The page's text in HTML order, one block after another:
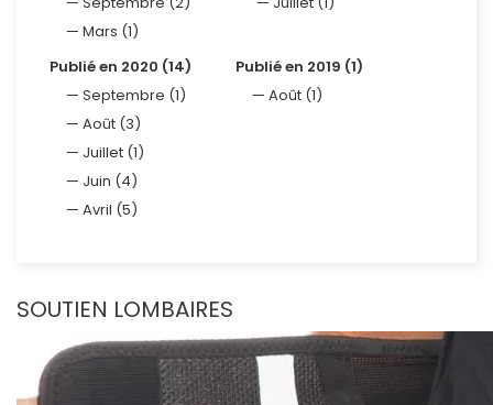
Mars (1)
Publié en 2020 (14)
Septembre (1)
Août (3)
Juillet (1)
Juin (4)
Avril (5)
Publié en 2019 (1)
Août (1)
SOUTIEN LOMBAIRES